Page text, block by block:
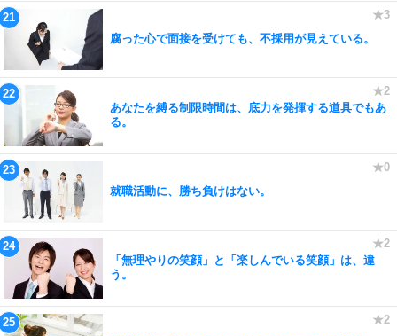
腐った心で面接を受けても、不採用が見えている。
あなたを縛る制限時間は、底力を発揮する道具でもあ
る。
就職活動に、勝ち負けはない。
「無理やりの笑顔」と「楽しんでいる笑顔」は、違
う。